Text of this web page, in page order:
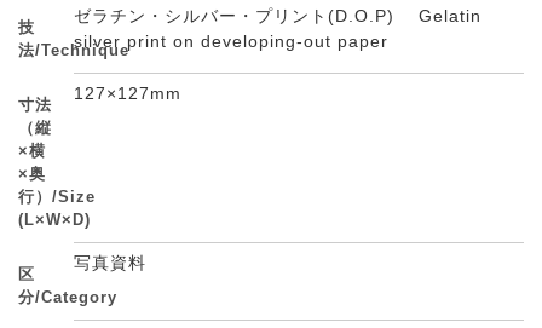
技
法/Technique
ゼラチン・シルバー・プリント(D.O.P) Gelatin
silver print on developing-out paper
寸法
（縦
×横
×奥
行）/Size
(L×W×D)
127×127mm
区
分/Category
写真資料